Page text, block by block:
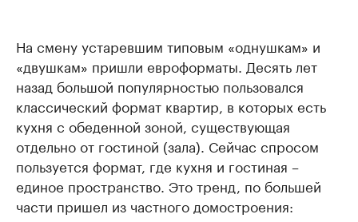
На смену устаревшим типовым «однушкам» и
«двушкам» пришли евроформаты. Десять лет
назад большой популярностью пользовался
классический формат квартир, в которых есть
кухня с обеденной зоной, существующая
отдельно от гостиной (зала). Сейчас спросом
пользуется формат, где кухня и гостиная –
единое пространство. Это тренд, по большей
части пришел из частного домостроения: